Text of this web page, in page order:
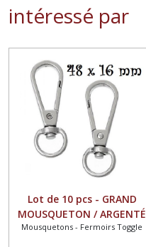
intéressé par
Lot de 10 pcs - GRAND
MOUSQUETON / ARGENTÉ
** 48 x 16 mm ** FERMOIR
Mousquetons - Fermoirs Toggle